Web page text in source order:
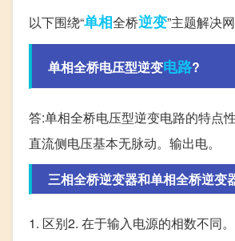
以下围绕“单相全桥逆变”主题解决
单相全桥电压型逆变电路?
答:单相全桥电压型逆变电路的特点
直流侧电压基本无脉动。输出电。
三相全桥逆变器和单相全桥逆变
1. 区别2. 在于输入电源的相数不同